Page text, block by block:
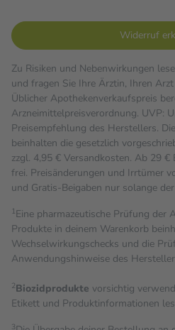
Widerruf
Zu Risiken und Nebenwirkungen
und fragen Sie Ihre Ärztin, Ihren
Üblicher Apothekenverkaufspreis
Arzneimittelpreisverordnung. UVP:
Preisempfehlung des Herstellers.
beinhalten die gesetzlich
zzgl. 4,95 € Versandkosten. Ab 29
frei. Preisänderungen und Irrtümer
und Gratis-Beigaben nur solange
1Eine pharmazeutische Prüfung der
Produkte in deinem Warenkorb
Wechselwirkungschecks und die
Anwendungshinweise des
2Biozidprodukte vorsichtig
Etikett und Produktinformationen
3